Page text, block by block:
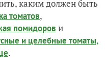
каким должен быть
томатов,
помидоров и
и целебные томаты,
.